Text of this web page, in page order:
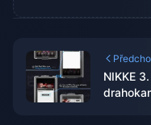
NIKKE